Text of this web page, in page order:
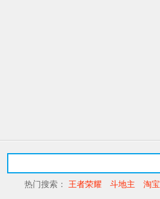
热门搜索： 王者荣耀 斗地主 淘宝